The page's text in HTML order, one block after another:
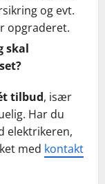
og evt.
opgraderet.
skal
tilbud, især
Har du
elektrikeren,
med kontakt